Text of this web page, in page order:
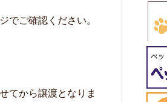
でご確認ください。
てから譲渡となりま